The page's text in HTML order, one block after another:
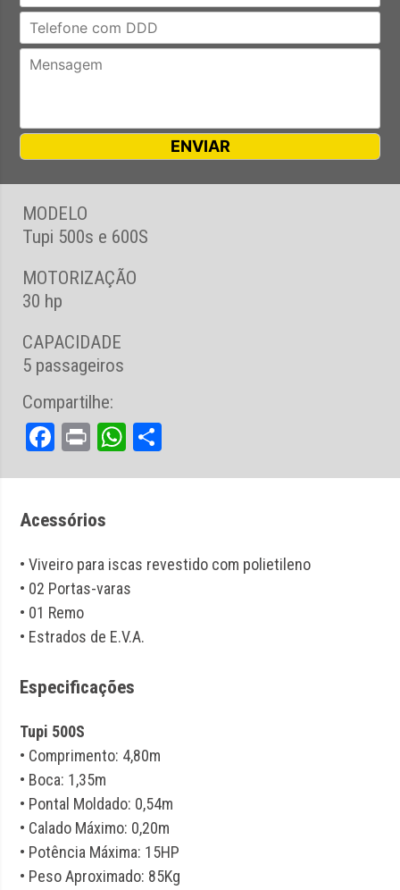
Acessórios
• Viveiro para iscas revestido com polietileno
• 02 Portas-varas
• 01 Remo
• Estrados de E.V.A.
Especificações
Tupi 500S
• Comprimento: 4,80m
• Boca: 1,35m
• Pontal Moldado: 0,54m
• Calado Máximo: 0,20m
• Potência Máxima: 15HP
• Peso Aproximado: 85Kg
MODELO
Tupi 500s e 600S
MOTORIZAÇÃO
30 hp
CAPACIDADE
5 passageiros
Compartilhe:
Facebook
PrintWhatsApp